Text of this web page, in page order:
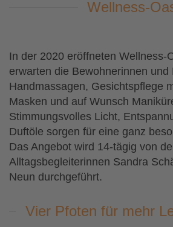
Wellness-
In der 2020 eröffneten Wellness-
erwarten die Bewohnerinnen und
Handmassagen, Gesichtspflege
Masken und auf Wunsch
Stimmungsvolles Licht,
Duftöle sorgen für eine ganz
Das Angebot wird 14-tägig von
Alltagsbegleiterinnen Sandra
Neun durchgeführt.
Vier Pfoten für mehr